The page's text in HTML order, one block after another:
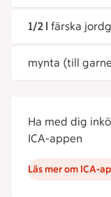
1/2 l färska
mynta (till
Ha med dig
ICA-appen
Läs mer om ICA-